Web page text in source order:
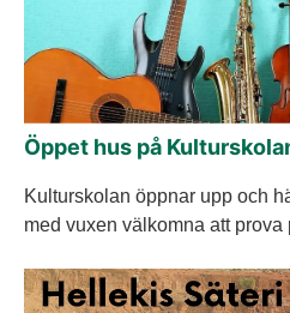
Öppet hus på
Kulturskolan öppnar upp och
med vuxen välkomna att prova